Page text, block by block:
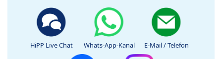
HiPP Live Chat Whats-App-Kanal E-Mail / Telefon